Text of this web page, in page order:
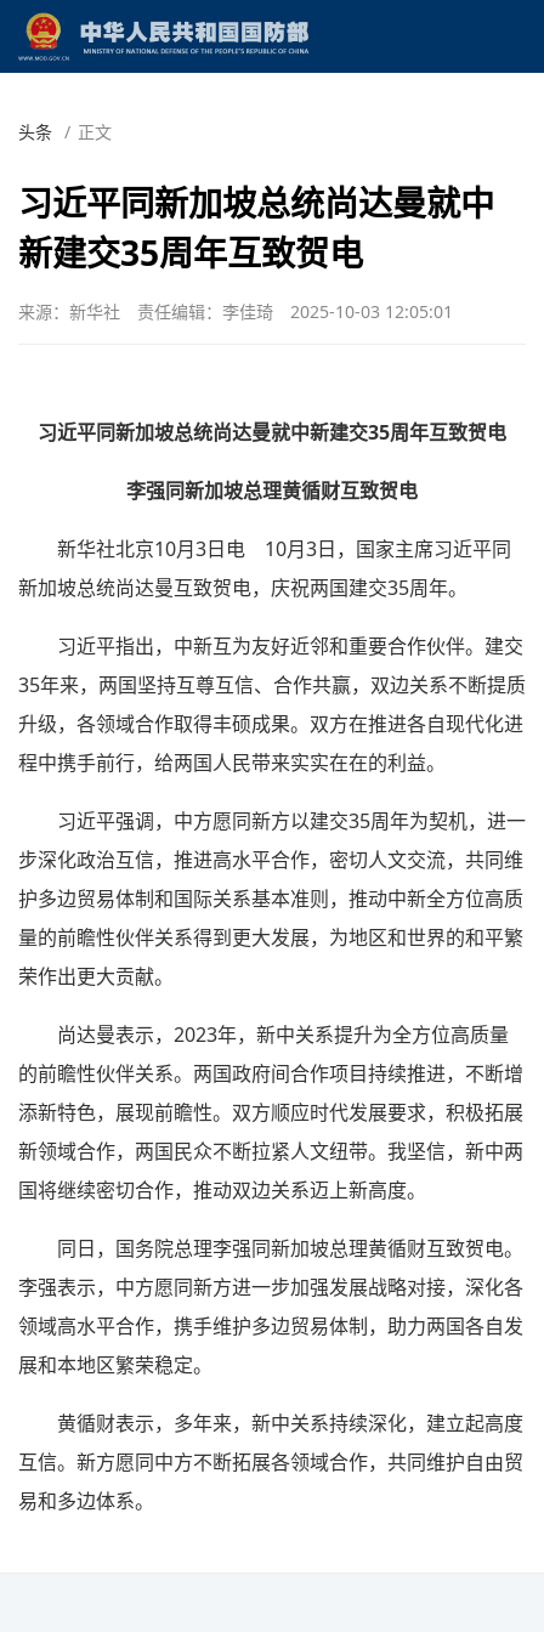
头条 / 正文
习近平同新加坡总统尚达曼就中
新建交35周年互致贺电
来源：新华社 责任编辑：李佳琦 2025-10-03 12:05:01
习近平同新加坡总统尚达曼就中新建交35周年互致贺电
李强同新加坡总理黄循财互致贺电
新华社北京10月3日电 10月3日，国家主席习近平同
新加坡总统尚达曼互致贺电，庆祝两国建交35周年。
习近平指出，中新互为友好近邻和重要合作伙伴。建交
35年来，两国坚持互尊互信、合作共赢，双边关系不断提质
升级，各领域合作取得丰硕成果。双方在推进各自现代化进
程中携手前行，给两国人民带来实实在在的利益。
习近平强调，中方愿同新方以建交35周年为契机，进一
步深化政治互信，推进高水平合作，密切人文交流，共同维
护多边贸易体制和国际关系基本准则，推动中新全方位高质
量的前瞻性伙伴关系得到更大发展，为地区和世界的和平繁
荣作出更大贡献。
尚达曼表示，2023年，新中关系提升为全方位高质量
的前瞻性伙伴关系。两国政府间合作项目持续推进，不断增
添新特色，展现前瞻性。双方顺应时代发展要求，积极拓展
新领域合作，两国民众不断拉紧人文纽带。我坚信，新中两
国将继续密切合作，推动双边关系迈上新高度。
同日，国务院总理李强同新加坡总理黄循财互致贺电。
李强表示，中方愿同新方进一步加强发展战略对接，深化各
领域高水平合作，携手维护多边贸易体制，助力两国各自发
展和本地区繁荣稳定。
黄循财表示，多年来，新中关系持续深化，建立起高度
互信。新方愿同中方不断拓展各领域合作，共同维护自由贸
易和多边体系。